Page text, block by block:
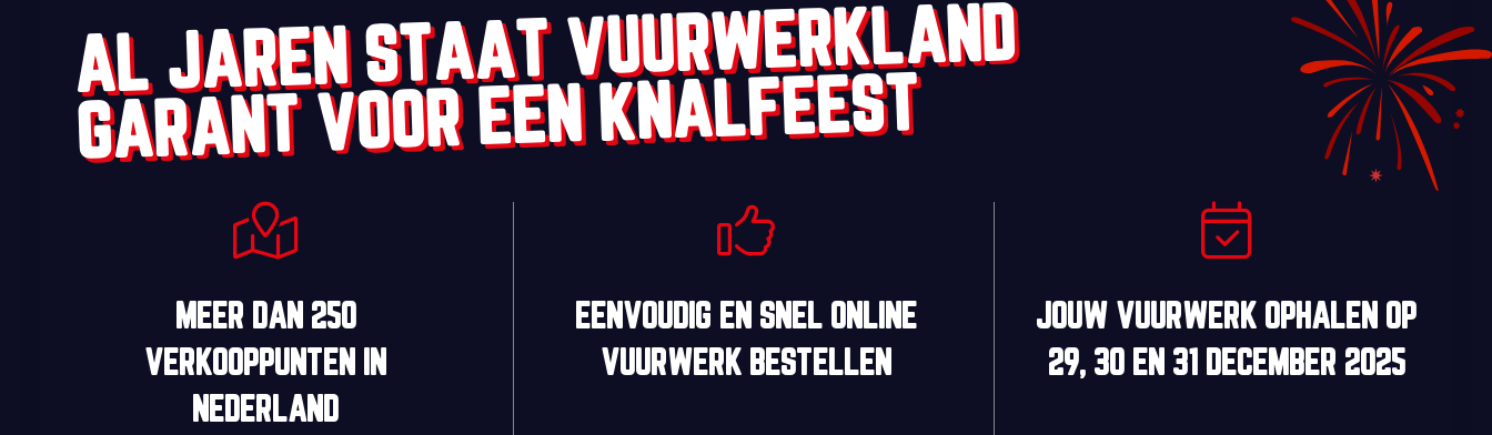
AL JAREN STAAT VUURWERKLAND
GARANT VOOR EEN KNALFEEST
MEER DAN 250
VERKOOPPUNTEN IN
NEDERLAND
EENVOUDIG EN SNELONLINE
VUURWERK BESTELLEN
JOUW VUURWERK OPHALEN OP
29, 30EN 31 DECEMBER 2025